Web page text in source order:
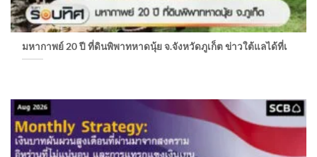
มหากาพย์ 20 ปี ที่ดินพิพาทหาดนุ้ย จ.จังหวัดภูเก็ต ข่าวใต้แลได้ที่เ